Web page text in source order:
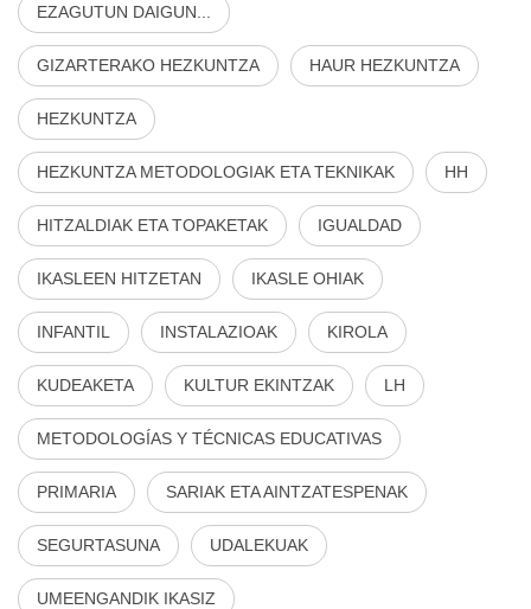
EZAGUTUN DAIGUN...
GIZARTERAKO HEZKUNTZA HAUR HEZKUNTZA
HEZKUNTZA
HEZKUNTZA METODOLOGIAK ETA TEKNIKAK HH
HITZALDIAK ETA TOPAKETAK IGUALDAD
IKASLEEN HITZETAN IKASLE OHIAK
INFANTIL INSTALAZIOAK KIROLA
KUDEAKETA KULTUR EKINTZAK LH
METODOLOGÍAS Y TÉCNICAS EDUCATIVAS
PRIMARIA SARIAK ETA AINTZATESPENAK
SEGURTASUNA UDALEKUAK
UMEENGANDIK IKASIZ